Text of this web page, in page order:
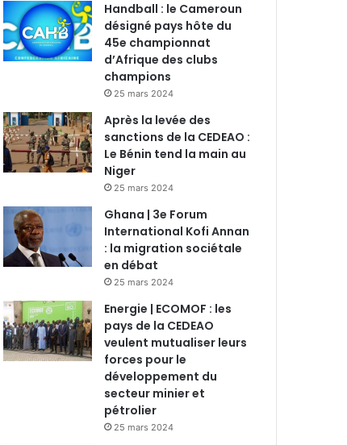
Handball : le Cameroun
désigné pays hôte du
45e championnat
d’Afrique des clubs
champions
25 mars 2024
Après la levée des
sanctions de la CEDEAO :
Le Bénin tend la main au
Niger
25 mars 2024
Ghana | 3e Forum
International Kofi Annan
: la migration sociétale
en débat
25 mars 2024
Energie | ECOMOF : les
pays de la CEDEAO
veulent mutualiser leurs
forces pour le
développement du
secteur minier et
pétrolier
25 mars 2024